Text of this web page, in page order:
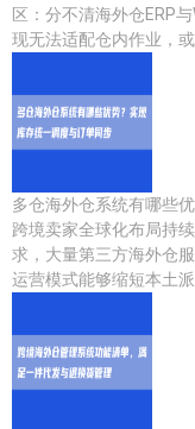
区：分不清海外仓ERP
现无法适配仓内作业，
多仓海外仓系统有哪些
跨境卖家全球化布局持
求，大量第三方海外仓
运营模式能够缩短本土